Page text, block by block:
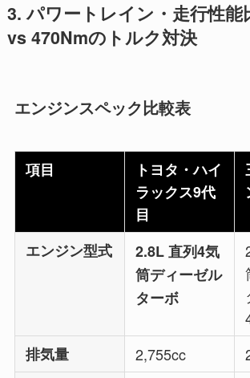
3. パワートレイン・走行性能
vs 470Nmのトルク対決
エンジンスペック比較表
項目
トヨタ・ハイ
ラックス9代
目
エンジン型式
2.8L 直列4気
筒ディーゼル
ターボ
排気量
2,755cc